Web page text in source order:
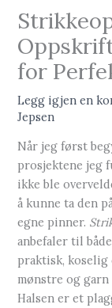
for
Legg igjen en
Jepsen
Når jeg først
prosjektene jeg
ikke ble
å kunne ta den
egne pinner.
anbefaler til
praktisk,
mønstre og
Halsen er et